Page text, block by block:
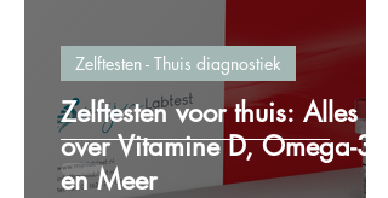
Zelftesten voor thuis: Alles
over Vitamine D, Omega-3
en Meer
Zelftesten - Thuis diagnostiek